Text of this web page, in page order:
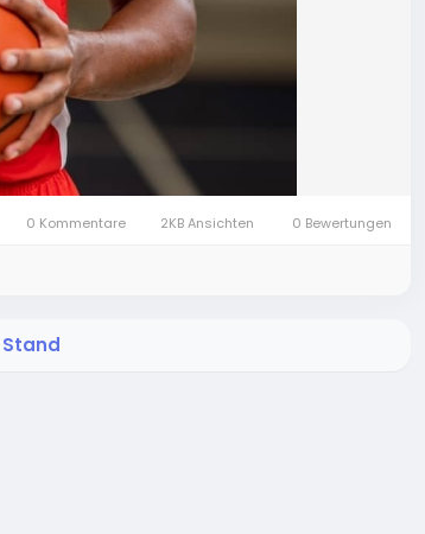
0 Kommentare 2KB Ansichten 0 Bewertungen